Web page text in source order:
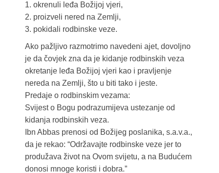
1. okrenuli leđa Božijoj vjeri,
2. proizveli nered na Zemlji,
3. pokidali rodbinske veze.
Ako pažljivo razmotrimo navedeni ajet, dovoljno
je da čovjek zna da je kidanje rodbinskih veza
okretanje leđa Božijoj vjeri kao i pravljenje
nereda na Zemlji, što u biti tako i jeste.
Predaje o rodbinskim vezama:
Svijest o Bogu podrazumijeva ustezanje od
kidanja rodbinskih veza.
Ibn Abbas prenosi od Božijeg poslanika, s.a.v.a.,
da je rekao: “Održavajte rodbinske veze jer to
produžava život na Ovom svijetu, a na Budućem
donosi mnoge koristi i dobra.”